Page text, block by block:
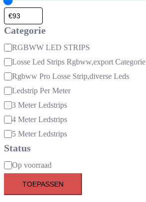
Categorie
Categorie
RGBWW LED STRIPS
Losse Led Strips Rgbww,export Categorie
Rgbww Pro Losse Strip,diverse Leds
Ledstrip Per Meter
3 Meter Ledstrips
4 Meter Ledstrips
5 Meter Ledstrips
Status
Beschikbaarheid
Op voorraad
TOEPASSEN